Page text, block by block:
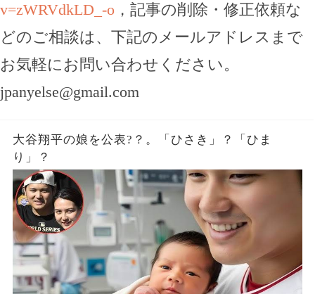
v=zWRVdkLD_-o ，記事の削除・修正依頼な
どのご相談は、下記のメールアドレスまで
お気軽にお問い合わせください。
jpanyelse@gmail.com
大谷翔平の娘を公表?？。「ひさき」？「ひま
り」？